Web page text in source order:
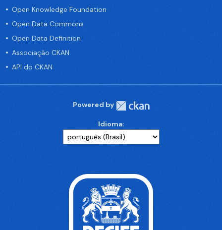
Open Knowledge Foundation
Open Data Commons
Open Data Definition
Associação CKAN
API do CKAN
Powered by
Idioma